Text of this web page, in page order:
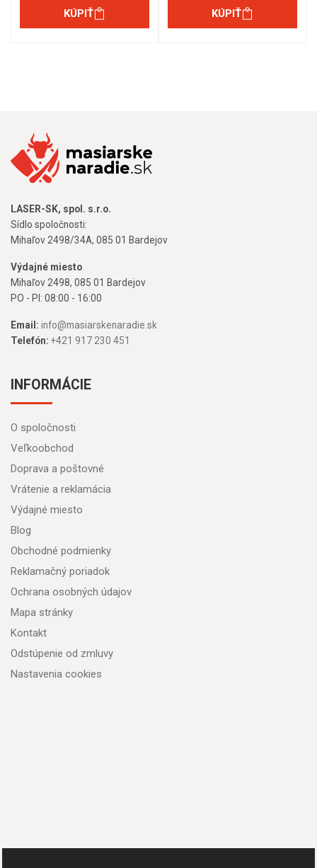
KÚPIŤ KÚPIŤ
LASER-SK, spol. s.r.o.
Sídlo spoločnosti:
Mihaľov 2498/34A, 085 01 Bardejov
Výdajné miesto
Mihaľov 2498, 085 01 Bardejov
PO - PI: 08:00 - 16:00
Email: info@masiarskenaradie.sk
Telefón: +421 917 230 451
INFORMÁCIE
O spoločnosti
Veľkoobchod
Doprava a poštovné
Vrátenie a reklamácia
Výdajné miesto
Blog
Obchodné podmienky
Reklamačný poriadok
Ochrana osobných údajov
Mapa stránky
Kontakt
Odstúpenie od zmluvy
Nastavenia cookies